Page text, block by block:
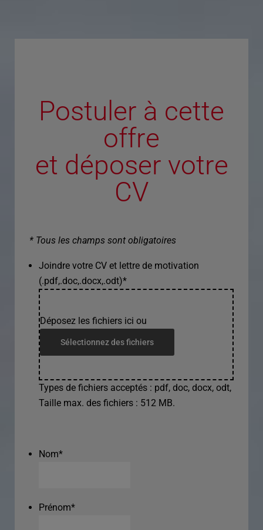
Postuler à cette
offre
et déposer votre
CV
* Tous les champs sont obligatoires
Joindre votre CV et lettre de motivation
(.pdf,.doc,.docx,.odt)*
Déposez les fichiers ici ou
Sélectionnez des fichiers
Types de fichiers acceptés : pdf, doc, docx, odt,
Taille max. des fichiers : 512 MB.
Nom*
Prénom*